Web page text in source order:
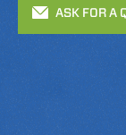
ASK FOR A